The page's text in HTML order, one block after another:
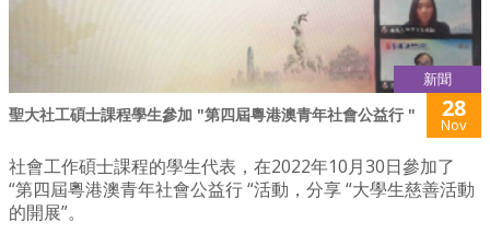
新聞
聖大社工碩士課程學生參加 "第四屆粵港澳青年社會公益行 " 28
Nov
社會工作碩士課程的學生代表，在2022年10月30日參加了
“第四屆粵港澳青年社會公益行 “活動，分享 “大學生慈善活動
的開展”。